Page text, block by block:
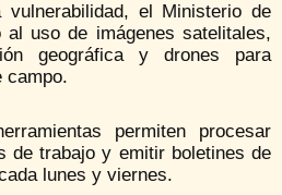
vulnerabilidad, el Ministerio de
uso de imágenes satelitales,
geográfica y drones para
campo.
permiten procesar
de trabajo y emitir boletines de
lunes y viernes.